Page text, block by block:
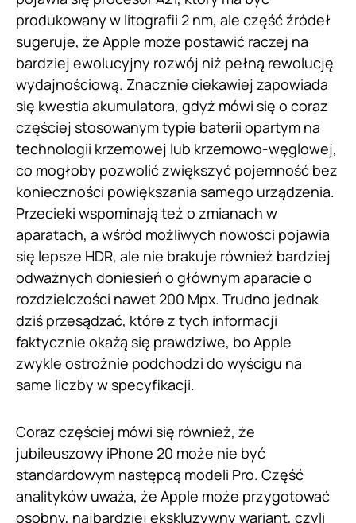
produkowany w litografii 2 nm, ale część źródeł
sugeruje, że Apple może postawić raczej na
bardziej ewolucyjny rozwój niż pełną rewolucję
wydajnościową. Znacznie ciekawiej zapowiada
się kwestia akumulatora, gdyż mówi się o coraz
częściej stosowanym typie baterii opartym na
technologii krzemowej lub krzemowo-węglowej,
co mogłoby pozwolić zwiększyć pojemność bez
konieczności powiększania samego urządzenia.
Przecieki wspominają też o zmianach w
aparatach, a wśród możliwych nowości pojawia
się lepsze HDR, ale nie brakuje również bardziej
odważnych doniesień o głównym aparacie o
rozdzielczości nawet 200 Mpx. Trudno jednak
dziś przesądzać, które z tych informacji
faktycznie okażą się prawdziwe, bo Apple
zwykle ostrożnie podchodzi do wyścigu na
same liczby w specyfikacji.
Coraz częściej mówi się również, że
jubileuszowy iPhone 20 może nie być
standardowym następcą modeli Pro. Część
analityków uważa, że Apple może przygotować
osobny, najbardziej ekskluzywny wariant, czyli